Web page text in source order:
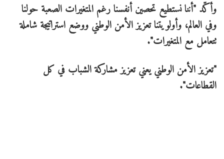
وأكّد "أننا نستطيع تحصين أنفسنا رغم المتغيرات الصعبة حولنا
وفي العالم، وأولويتنا تعزيز الأمن الوطني ووضع استراتيجة شاملة
تتعامل مع المتغيرات".
"تعزيز الأمن الوطني يعني تعزيز مشاركة الشباب في كل
القطاعات".